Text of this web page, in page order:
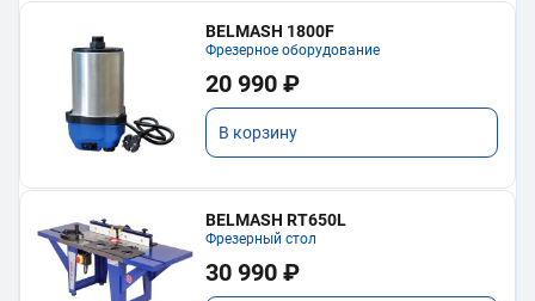
BELMASH 1800F
Фрезерное оборудование
20 990 ₽
В корзину
BELMASH RT650L
Фрезерный стол
30 990 ₽